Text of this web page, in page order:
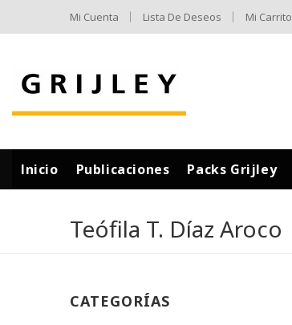
Mi Cuenta Lista De Deseos Mi Carrito
Inicio Publicaciones Packs Grijley
Teófila T. Díaz Aroco
CATEGORÍAS